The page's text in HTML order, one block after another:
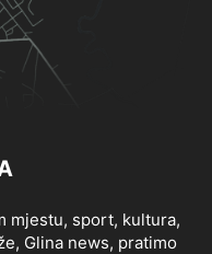
mjestu, sport, kultura,
Glina news, pratimo